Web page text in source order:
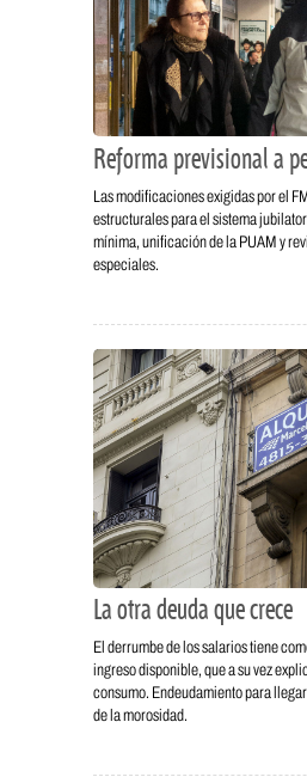
Reforma previsional a
Las modificaciones exigidas por el
estructurales para el sistema
mínima, unificación de la PUAM y
especiales.
La otra deuda que crece
El derrumbe de los salarios tiene
ingreso disponible, que a su vez
consumo. Endeudamiento para
de la morosidad.